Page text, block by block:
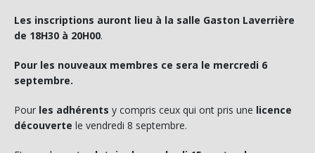
Les inscriptions auront lieu à la salle Gaston Laverrière
de 18H30 à 20H00.
Pour les nouveaux membres ce sera le mercredi 6
septembre.
Pour les adhérents y compris ceux qui ont pris une licence
découverte le vendredi 8 septembre.